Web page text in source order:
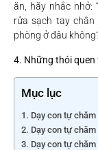
ăn, hãy nhắc nhở:
rửa sạch tay
phòng ở đâu
4. Những thói
Mục lục
Dạy con tự
Dạy con tự
Dạy con tự